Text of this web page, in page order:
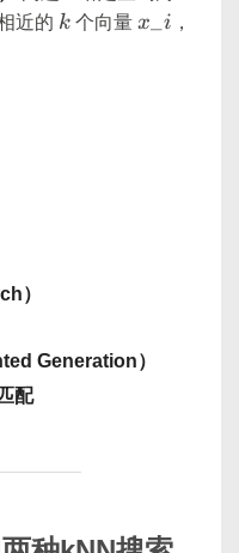
近的 k
k 个向量x\_i
x i ，
）
Generation）
配